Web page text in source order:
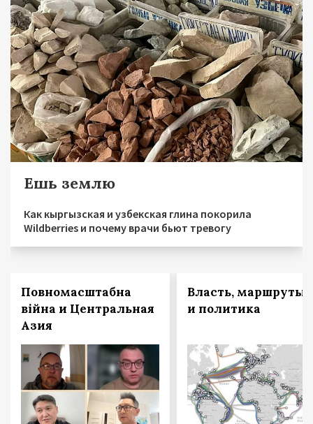
Ешь землю
Как кыргызская и узбекская глина покорила
Wildberries и почему врачи бьют тревогу
Повномасштабна
війна и Центральная
Азия
Власть, маршруты
и политика